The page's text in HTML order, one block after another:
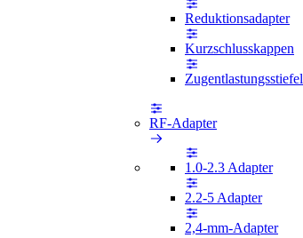
Reduktionsadapter
Kurzschlusskappen
Zugentlastungsstiefel
RF-Adapter
1.0-2.3 Adapter
2.2-5 Adapter
2,4-mm-Adapter